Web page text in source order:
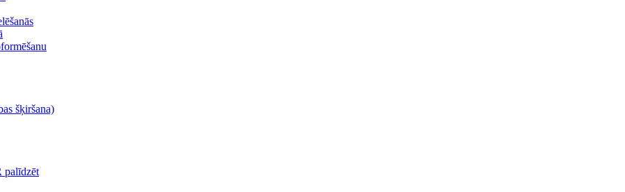
šķiršana)
palīdzēt